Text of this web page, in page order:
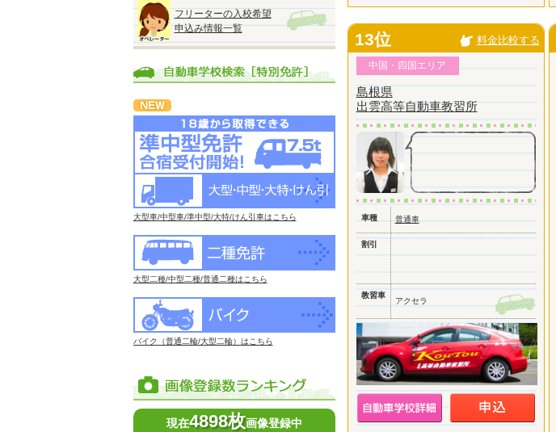
フリーターの入校希望
申込み情報一覧
大型車/中型車/準中型/大特/けん引車はこちら
大型二種/中型二種/普通二種はこちら
バイク（普通二輪/大型二輪）はこちら
現在4898枚画像登録中
13位 料金比較する
中国・四国エリア
島根県
出雲高等自動車教習所
車種 普通車
割引
教習車
アクセラ